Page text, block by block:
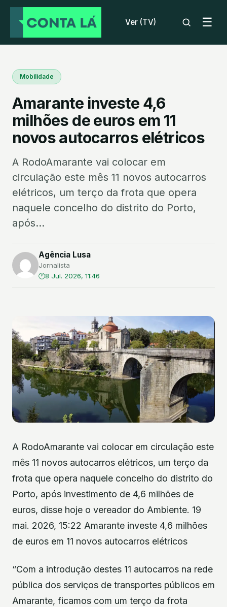
Ver (TV) ☰
Mobilidade
Amarante investe 4,6
milhões de euros em 11
novos autocarros elétricos
A RodoAmarante vai colocar em
circulação este mês 11 novos autocarros
elétricos, um terço da frota que opera
naquele concelho do distrito do Porto,
após...
Agência Lusa
Jornalista
8 Jul. 2026, 11:46
A RodoAmarante vai colocar em circulação este
mês 11 novos autocarros elétricos, um terço da
frota que opera naquele concelho do distrito do
Porto, após investimento de 4,6 milhões de
euros, disse hoje o vereador do Ambiente. 19
mai. 2026, 15:22 Amarante investe 4,6 milhões
de euros em 11 novos autocarros elétricos
“Com a introdução destes 11 autocarros na rede
pública dos serviços de transportes públicos em
Amarante, ficamos com um terço da frota